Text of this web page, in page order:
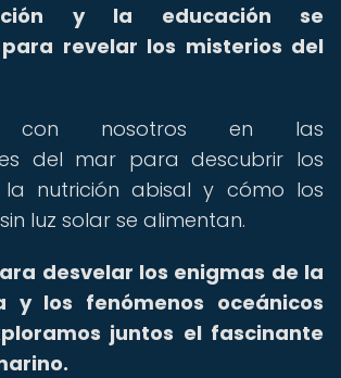
y la educación se
revelar los misterios del
con nosotros en las
del mar para descubrir los
nutrición abisal y cómo los
luz solar se alimentan.
desvelar los enigmas de la
y los fenómenos oceánicos
juntos el fascinante